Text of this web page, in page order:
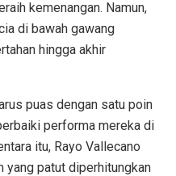
kemenangan. Namun,
di bawah gawang
hingga akhir
puas dengan satu poin
performa mereka di
itu, Rayo Vallecano
yang patut diperhitungkan